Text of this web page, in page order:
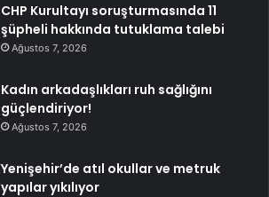
CHP Kurultayı soruşturmasında 11
şüpheli hakkında tutuklama talebi
Ağustos 7, 2026
Kadın arkadaşlıkları ruh sağlığını
güçlendiriyor!
Ağustos 7, 2026
Yenişehir’de atıl okullar ve metruk
yapılar yıkılıyor